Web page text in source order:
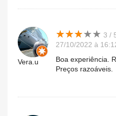
Vera.u
★★★★★
★★★★★ 3 /
27/10/2022 à
Boa experiência.
Preços razoáveis.